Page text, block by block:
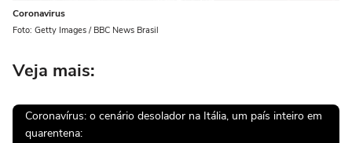
Coronavirus
Foto: Getty Images / BBC News Brasil
Veja mais:
Coronavírus: o cenário desolador na Itália, um país inteiro em
quarentena: